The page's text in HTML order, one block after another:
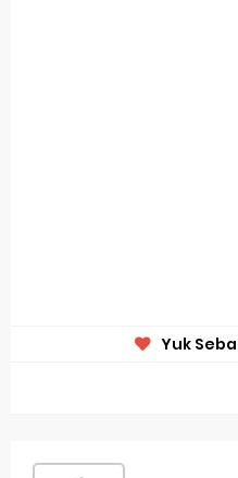
Yuk